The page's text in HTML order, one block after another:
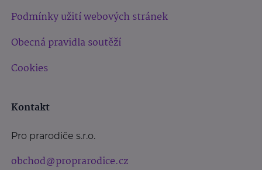
Podmínky užití webových stránek
Obecná pravidla soutěží
Cookies
Kontakt
Pro prarodiče s.r.o.
obchod@proprarodice.cz